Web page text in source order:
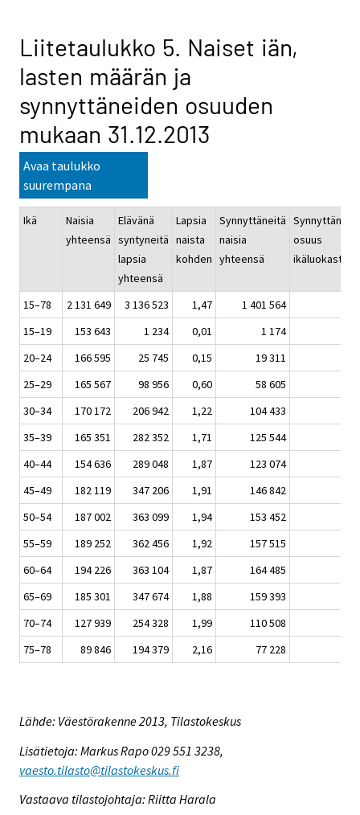
Liitetaulukko 5. Naiset iän,
lasten määrän ja
synnyttäneiden osuuden
mukaan 31.12.2013
Avaa taulukko
suurempana
Ikä
Naisia
yhteensä
Elävänä
syntyneitä
lapsia
yhteensä
Lapsia
naista
kohden
Synnyttäneitä
naisia
yhteensä
osuus
ikäluokasta
15–78 2 131 649 3 136 523 1,47 1 401 564
15–19
153 643 1 234 0,01 1 174
20–24
166 595 25 745 0,15 19 311
25–29
165 567 98 956 0,60 58 605
30–34
170 172 206 942 1,22 104 433
35–39
165 351 282 352 1,71 125 544
40–44
154 636 289 048 1,87 123 074
45–49
182 119 347 206 1,91 146 842
50–54
187 002 363 099 1,94 153 452
55–59
189 252 362 456 1,92 157 515
60–64
194 226 363 104 1,87 164 485
65–69
185 301 347 674 1,88 159 393
70–74
127 939 254 328 1,99 110 508
75–78
89 846 194 379 2,16 77 228
Lähde: Väestörakenne 2013, Tilastokeskus
Lisätietoja: Markus Rapo 029 551 3238,
vaesto.tilasto@tilastokeskus.fi
Vastaava tilastojohtaja: Riitta Harala